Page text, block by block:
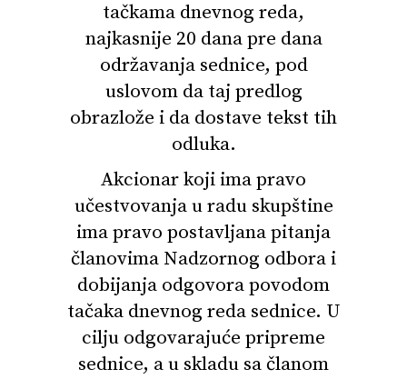
tačkama dnevnog reda,
najkasnije 20 dana pre dana
održavanja sednice, pod
uslovom da taj predlog
obrazlože i da dostave tekst tih
odluka.
Akcionar koji ima pravo
učestvovanja u radu skupštine
ima pravo postavljana pitanja
članovima Nadzornog odbora i
dobijanja odgovora povodom
tačaka dnevnog reda sednice. U
cilju odgovarajuće pripreme
sednice, a u skladu sa članom